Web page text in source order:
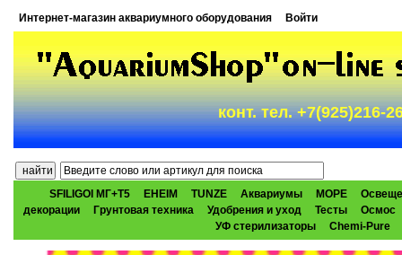
Интернет-магазин аквариумного оборудования Войти
конт. тел. +7(925)216-
SFILIGOI МГ+Т5 EHEIM TUNZE Аквариумы МОРЕ
декорации
Грунтовая техника Удобрения и уход Тесты
Осмос
УФ стерилизаторы
Chemi-Pure